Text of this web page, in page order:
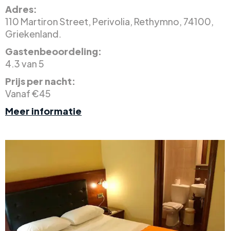
Adres:
110 Martiron Street, Perivolia, Rethymno, 74100,
Griekenland.
Gastenbeoordeling:
4.3 van 5
Prijs per nacht:
Vanaf €45
Meer informatie